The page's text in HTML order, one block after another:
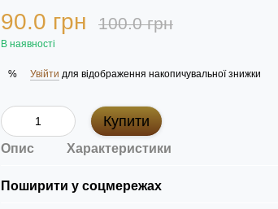
90.0 грн 100.0 грн
В наявності
% Увійти для відображення накопичувальної знижки
Купити
Опис Характеристики
Поширити у соцмережах